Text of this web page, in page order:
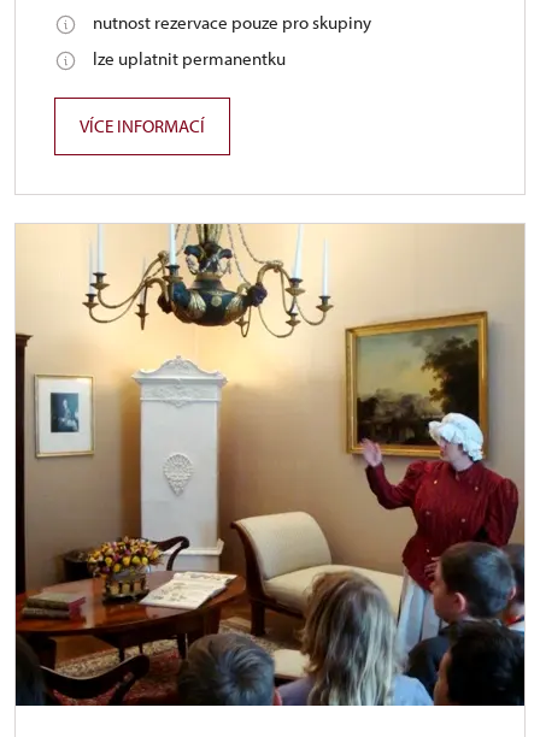
nutnost rezervace pouze pro skupiny
lze uplatnit permanentku
VÍCE INFORMACÍ